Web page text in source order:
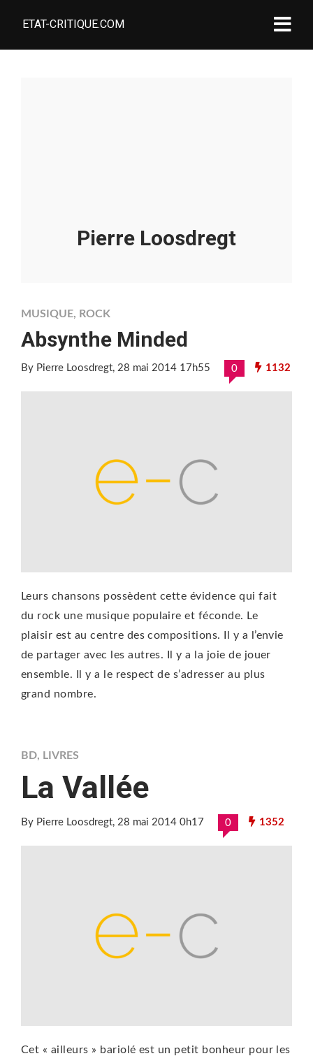
ETAT-CRITIQUE.COM
Pierre Loosdregt
MUSIQUE, ROCK
Absynthe Minded
By Pierre Loosdregt, 28 mai 2014 17h55 0 1132
Leurs chansons possèdent cette évidence qui fait
du rock une musique populaire et féconde. Le
plaisir est au centre des compositions. Il y a l’envie
de partager avec les autres. Il y a la joie de jouer
ensemble. Il y a le respect de s’adresser au plus
grand nombre.
BD, LIVRES
La Vallée
By Pierre Loosdregt, 28 mai 2014 0h17 0 1352
Cet « ailleurs » bariolé est un petit bonheur pour les